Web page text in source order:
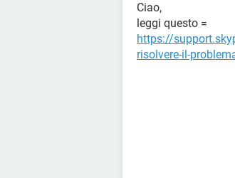
Ciao,
leggi questo =
https://
risolvere-il-